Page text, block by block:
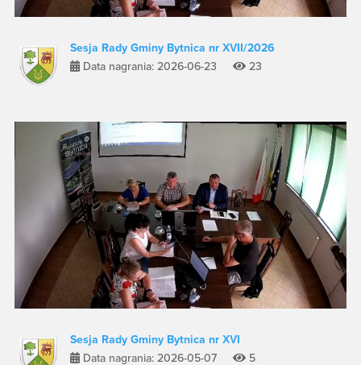
Sesja Rady Gminy Bytnica nr XVII/2026
Data nagrania: 2026-06-23
23
Sesja Rady Gminy Bytnica nr XVI
Data nagrania: 2026-05-07
5